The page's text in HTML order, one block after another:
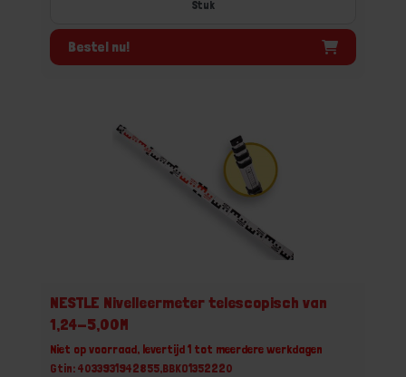
Stuk
Bestel nu!
NESTLE Nivelleermeter telescopisch van
1,24-5,00M
Niet op voorraad, levertijd 1 tot meerdere werkdagen
Gtin: 4033931942855,BBKO1352220